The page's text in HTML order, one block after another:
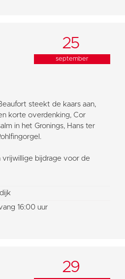
25
september
steekt de kaars aan,
korte overdenking, Cor
in het Gronings, Hans ter
vrijwillige bijdrage voor de
16:00 uur
29